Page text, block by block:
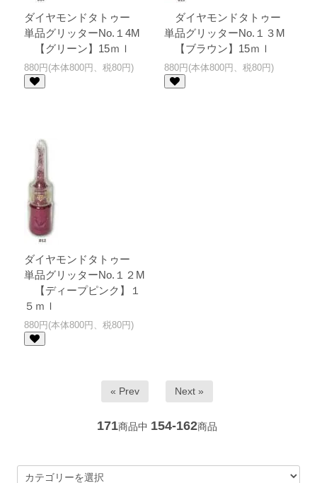
ダイヤモンドタトゥー
単品グリッターNo.１4M
【グリーン】15ｍｌ
880円(本体800円、税80円)
ダイヤモンドタトゥー
単品グリッターNo.１３M
【ブラウン】15ｍｌ
880円(本体800円、税80円)
ダイヤモンドタトゥー
単品グリッターNo.１２M
【ディープピンク】１
５ｍｌ
880円(本体800円、税80円)
« Prev Next »
171商品中 154-162商品